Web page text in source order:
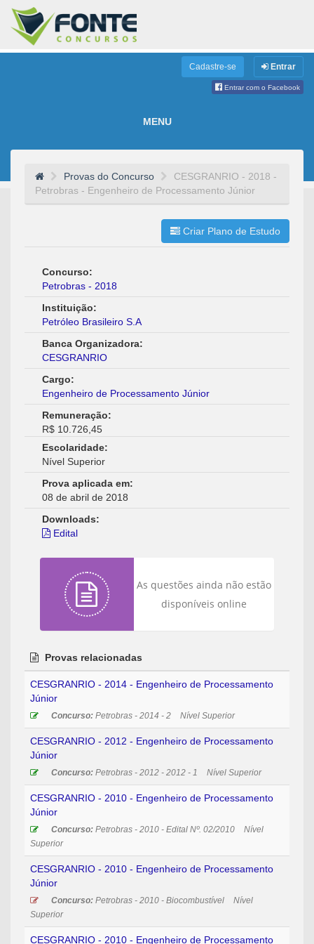
Cadastre-se Entrar
Entrar com o Facebook
MENU
Provas do Concurso
CESGRANRIO - 2018 -
Petrobras - Engenheiro de Processamento Júnior
Criar Plano de Estudo
Concurso:
Petrobras - 2018
Instituição:
Petróleo Brasileiro S.A
Banca Organizadora:
CESGRANRIO
Cargo:
Engenheiro de Processamento Júnior
Remuneração:
R$ 10.726,45
Escolaridade:
Nível Superior
Prova aplicada em:
08 de abril de 2018
Downloads:
Edital
As questões ainda não estão
disponíveis online
Provas relacionadas
CESGRANRIO - 2014 - Engenheiro de Processamento
Júnior
Concurso: Petrobras - 2014 - 2 Nível Superior
CESGRANRIO - 2012 - Engenheiro de Processamento
Júnior
Concurso: Petrobras - 2012 - 2012 - 1 Nível Superior
CESGRANRIO - 2010 - Engenheiro de Processamento
Júnior
Concurso: Petrobras - 2010 - Edital Nº. 02/2010
Nível
Superior
CESGRANRIO - 2010 - Engenheiro de Processamento
Júnior
Concurso: Petrobras - 2010 - Biocombustível
Nível
Superior
CESGRANRIO - 2010 - Engenheiro de Processamento